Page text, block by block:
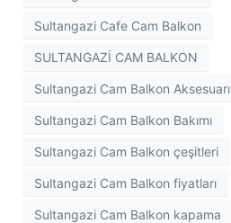
Sultangazi Cafe Cam Balkon
SULTANGAZİ CAM BALKON
Sultangazi Cam Balkon Aksesuarı
Sultangazi Cam Balkon Bakımı
Sultangazi Cam Balkon çeşitleri
Sultangazi Cam Balkon fiyatları
Sultangazi Cam Balkon kapama